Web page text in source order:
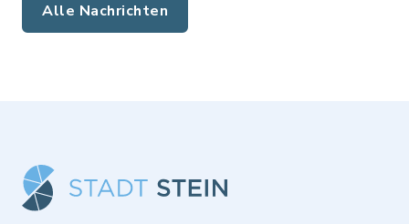
Alle Nachrichten